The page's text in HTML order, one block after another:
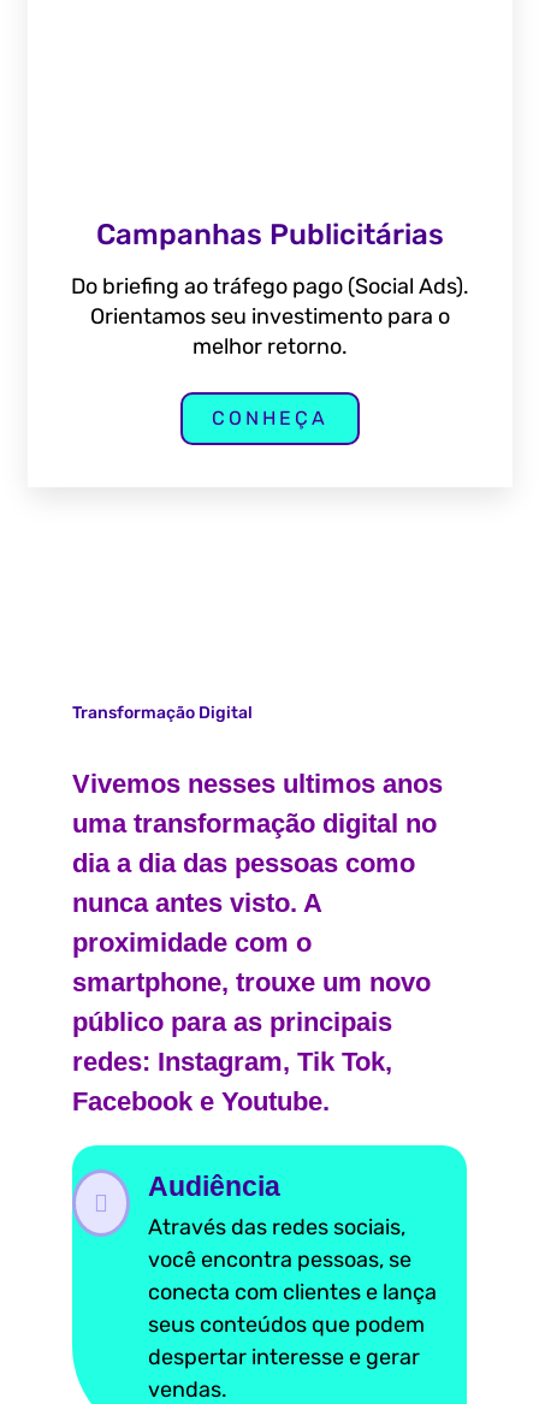
Campanhas Publicitárias
Do briefing ao tráfego pago (Social Ads).
Orientamos seu investimento para o
melhor retorno.
CONHEÇA
Transformação Digital
Vivemos nesses ultimos anos
uma transformação digital no
dia a dia das pessoas como
nunca antes visto. A
proximidade com o
smartphone, trouxe um novo
público para as principais
redes: Instagram, Tik Tok,
Facebook e Youtube.
Audiência
Através das redes sociais,
você encontra pessoas, se
conecta com clientes e lança
seus conteúdos que podem
despertar interesse e gerar
vendas.